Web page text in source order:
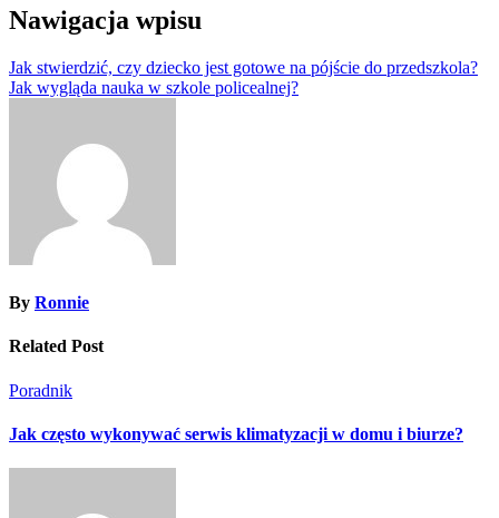
Nawigacja wpisu
Jak stwierdzić, czy dziecko jest gotowe na pójście do przedszkola?
Jak wygląda nauka w szkole policealnej?
By Ronnie
Related Post
Poradnik
Jak często wykonywać serwis klimatyzacji w domu i biurze?